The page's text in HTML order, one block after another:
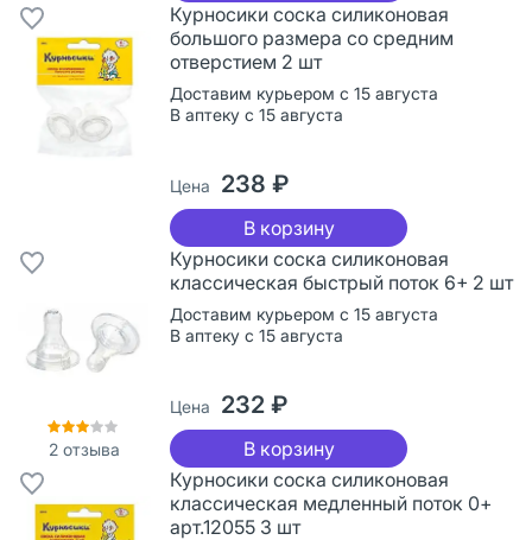
Курносики соска силиконовая
большого размера со средним
отверстием 2 шт
Доставим курьером с 15 августа
В аптеку с 15 августа
Цена 238 ₽
В корзину
2 отзыва
Курносики соска силиконовая
классическая быстрый поток 6+ 2 шт
Доставим курьером с 15 августа
В аптеку с 15 августа
Цена 232 ₽
В корзину
Курносики соска силиконовая
классическая медленный поток 0+
арт.12055 3 шт